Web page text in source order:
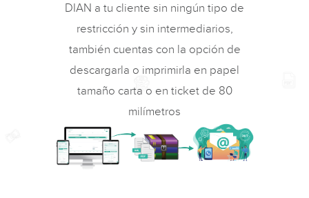
DIAN a tu cliente sin ningún tipo de
restricción y sin intermediarios,
también cuentas con la opción de
descargarla o imprimirla en papel
tamaño carta o en ticket de 80
milímetros